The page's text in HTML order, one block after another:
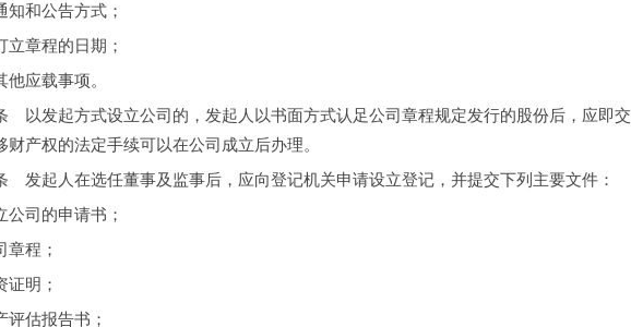
和公告方式；
章程的日期；
应载事项。
发起方式设立公司的，发起人以书面方式认足公司章程规定发行的股份后，应即交
产权的法定手续可以在公司成立后办理。
起人在选任董事及监事后，应向登记机关申请设立登记，并提交下列主要文件：
司的申请书；
程；
明；
估报告书；